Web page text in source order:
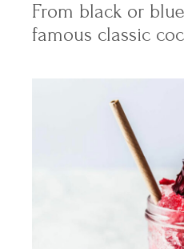
From black or
famous classic